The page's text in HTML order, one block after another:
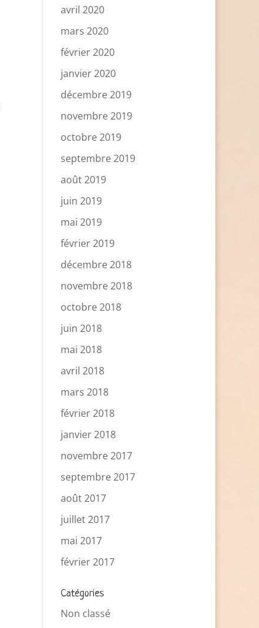
avril 2020
mars 2020
février 2020
janvier 2020
décembre 2019
novembre 2019
octobre 2019
septembre 2019
août 2019
juin 2019
mai 2019
février 2019
décembre 2018
novembre 2018
octobre 2018
juin 2018
mai 2018
avril 2018
mars 2018
février 2018
janvier 2018
novembre 2017
septembre 2017
août 2017
juillet 2017
mai 2017
février 2017
Catégories
Non classé